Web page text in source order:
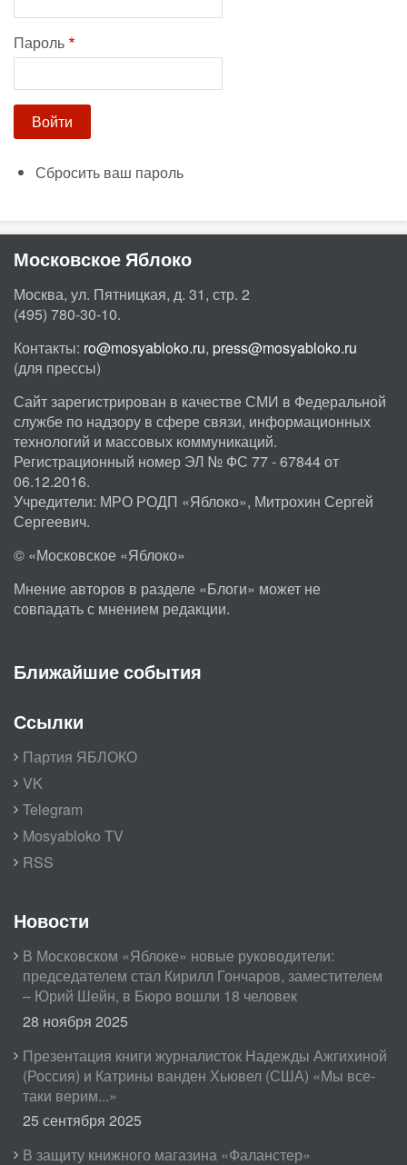
Пароль
Сбросить ваш пароль
Московское Яблоко
Москва, ул. Пятницкая, д. 31, стр. 2
(495) 780-30-10.
Контакты: ro@mosyabloko.ru, press@mosyabloko.ru
(для прессы)
Сайт зарегистрирован в качестве СМИ в Федеральной
службе по надзору в сфере связи, информационных
технологий и массовых коммуникаций.
Регистрационный номер ЭЛ № ФС 77 - 67844 от
06.12.2016.
Учредители: МРО РОДП «Яблоко», Митрохин Сергей
Сергеевич.
© «Московское «Яблоко»
Мнение авторов в разделе «Блоги» может не
совпадать с мнением редакции.
Ближайшие события
Ссылки
Партия ЯБЛОКО
VK
Telegram
Mosyabloko TV
RSS
Новости
В Московском «Яблоке» новые руководители:
председателем стал Кирилл Гончаров, заместителем
– Юрий Шейн, в Бюро вошли 18 человек
28 ноября 2025
Презентация книги журналисток Надежды Ажгихиной
(Россия) и Катрины ванден Хьювел (США) «Мы все-
таки верим...»
25 сентября 2025
В защиту книжного магазина «Фаланстер»